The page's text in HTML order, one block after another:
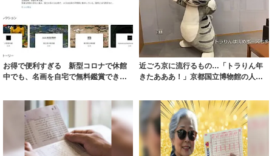
お得で便利すぎる 新型コロナで休館
中でも、名画を自宅で無料鑑賞できる
近ごろ京に流行るもの…「トラりん年
きたあああ！」京都国立博物館の人気